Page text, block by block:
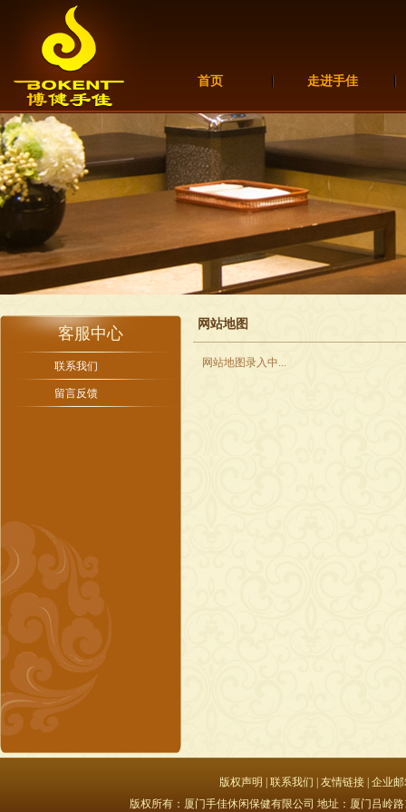
首页 走进手佳
客服中心
联系我们
留言反馈
网站地图
网站地图录入中...
版权声明 联系我们 友情链接 企业
版权所有：厦门手佳休闲保健有限公司 地址：厦门吕岭